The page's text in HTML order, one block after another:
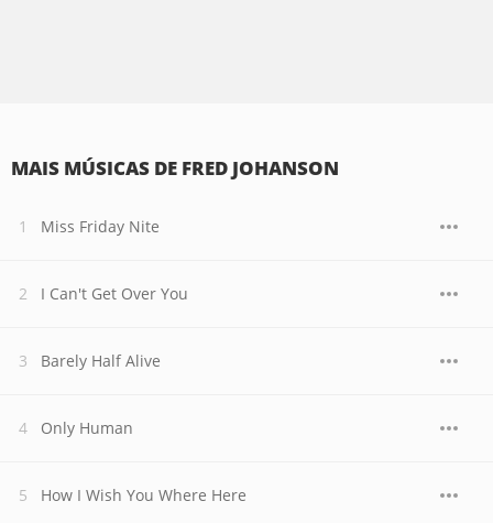
MAIS MÚSICAS DE FRED JOHANSON
Miss Friday Nite
I Can't Get Over You
Barely Half Alive
Only Human
How I Wish You Where Here